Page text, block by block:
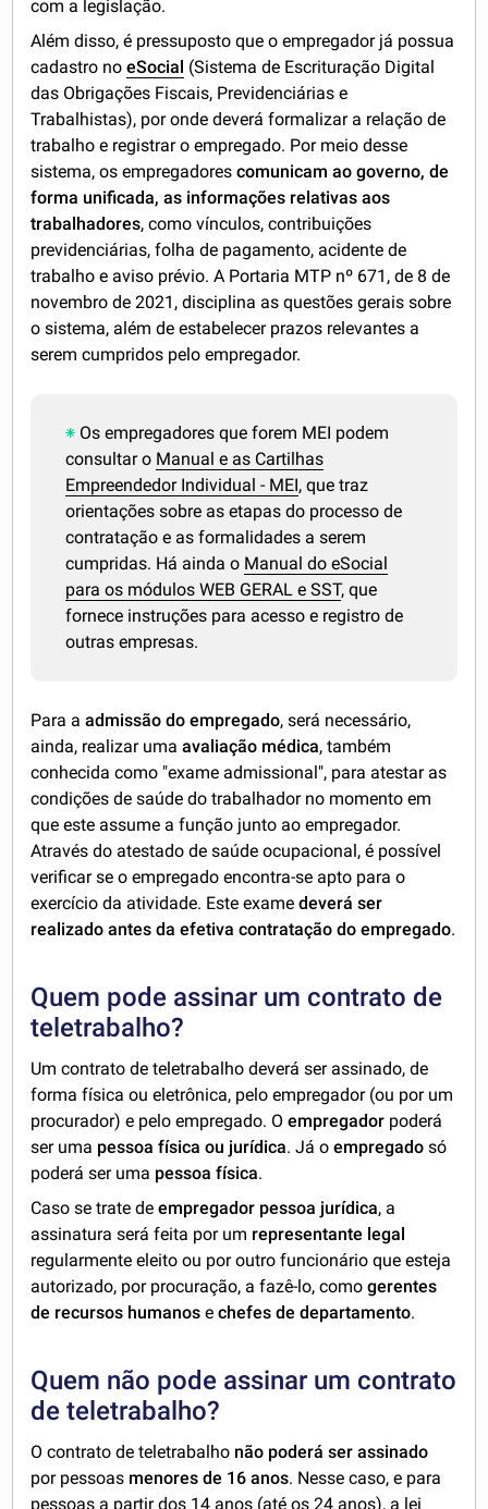
com a legislação.
Além disso, é pressuposto que o empregador já possua
cadastro noeSocial (Sistema de Escrituração Digital
das Obrigações Fiscais, Previdenciárias e
Trabalhistas), por onde deverá formalizar a relação de
trabalho e registrar o empregado. Por meio desse
sistema, os empregadorescomunicam ao governo, de
forma unificada, as informações relativas aos
trabalhadores, como vínculos, contribuições
previdenciárias, folha de pagamento, acidente de
trabalho e aviso prévio. A Portaria MTP nº 671, de 8 de
novembro de 2021, disciplina as questões gerais sobre
o sistema, além de estabelecer prazos relevantes a
serem cumpridos pelo empregador.
Os empregadores que forem MEI podem
consultar o Manual e as Cartilhas
Empreendedor Individual - MEI, que traz
orientações sobre as etapas do processo de
contratação e as formalidades a serem
cumpridas. Há ainda o Manual do eSocial
para os módulos WEB GERAL e SST, que
fornece instruções para acesso e registro de
outras empresas.
Para aadmissão do empregado, será necessário,
ainda, realizar umaavaliação médica, também
conhecida como "exame admissional", para atestar as
condições de saúde do trabalhador no momento em
que este assume a função junto ao empregador.
Através do atestado de saúde ocupacional, é possível
verificar se o empregado encontra-se apto para o
exercício da atividade. Este examedeverá ser
realizado antes da efetiva contratação do empregado.
Quem pode assinar um contrato de
teletrabalho?
Um contrato de teletrabalho deverá ser assinado, de
forma física ou eletrônica, pelo empregador (ou por um
procurador) e pelo empregado. Oempregador poderá
ser uma pessoa física ou jurídica. Já oempregado só
poderá ser uma pessoa física.
Caso se trate deempregador pessoa jurídica, a
assinatura será feita por um representante legal
regularmente eleito ou por outro funcionário que esteja
autorizado, por procuração, a fazê-lo, comogerentes
de recursos humanos echefes de departamento.
Quem não pode assinar um contrato
de teletrabalho?
O contrato de teletrabalho não poderá ser assinado
por pessoas menores de 16 anos. Nesse caso, e para
pessoas a partir dos 14 anos (até os 24 anos), a lei